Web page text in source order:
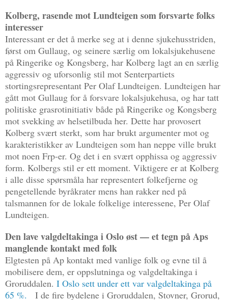
Kolberg, rasende mot Lundteigen som forsvarte folks
interesser
Interessant er det å merke seg at i denne sjukehusstriden,
først om Gullaug, og seinere særlig om lokalsjukehusene
på Ringerike og Kongsberg, har Kolberg lagt an en særlig
aggressiv og uforsonlig stil mot Senterpartiets
stortingsrepresentant Per Olaf Lundteigen. Lundteigen har
gått mot Gullaug for å forsvare lokalsjukehusa, og har tatt
politiske grasrotinitiativ både på Ringerike og Kongsberg
mot svekking av helsetilbuda her. Dette har provosert
Kolberg svært sterkt, som har brukt argumenter mot og
karakteristikker av Lundteigen som han neppe ville brukt
mot noen Frp-er. Og det i en svært opphissa og aggressiv
form. Kolbergs stil er ett moment. Viktigere er at Kolberg
i alle disse spørsmåla har representert folkefjerne og
pengetellende byråkrater mens han rakker ned på
talsmannen for de lokale folkelige interessene, Per Olaf
Lundteigen.
Den lave valgdeltakinga i Oslo øst — et tegn på Aps
manglende kontakt med folk
Elgtesten på Ap kontakt med vanlige folk og evne til å
mobilisere dem, er oppslutninga og valgdeltakinga i
Groruddalen. I Oslo sett under ett var valgdeltakinga på
65 %.
I de fire bydelene i Groruddalen, Stovner, Grorud,